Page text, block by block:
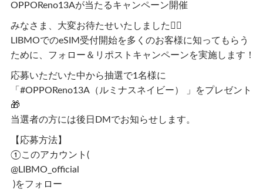
OPPOReno13Aが当たるキャンペーン開催
みなさま、大変お待たせいたしました🙇‍♀️
LIBMOでのeSIM受付開始を多くのお客様に知ってもらう
ために、フォロー＆リポストキャンペーンを実施します！
応募いただいた中から抽選で1名様に
「#OPPOReno13A（ルミナスネイビー） 」をプレゼント
🎁
当選者の方には後日DMでお知らせします。
【応募方法】
①このアカウント(
@LIBMO_official
)をフォロー